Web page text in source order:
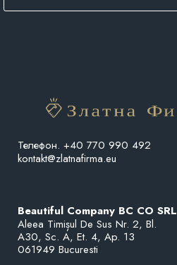
Телефон. +40 770 990 492
kontakt@zlatnafirma.eu
Beautiful Company BC CO SRL
Aleea Timișul De Sus Nr. 2, Bl.
A30, Sc. A, Et. 4, Ap. 13
061949 Bucuresti